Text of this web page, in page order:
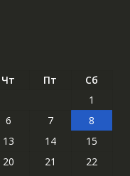
Чт Пт
Сб
1
6 7
8
13 14
15
20 21
22